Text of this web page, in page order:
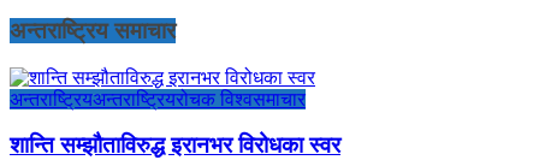
अन्तराष्ट्रिय समाचार
अन्तराष्ट्रियअन्तराष्ट्रियरोचक विश्वसमाचार
शान्ति सम्झौताविरुद्ध इरानभर विरोधका स्वर